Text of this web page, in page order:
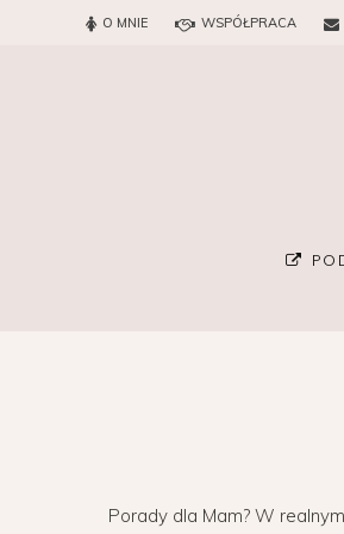
O MNIE WSPÓŁPRACA
Porady dla Mam? W